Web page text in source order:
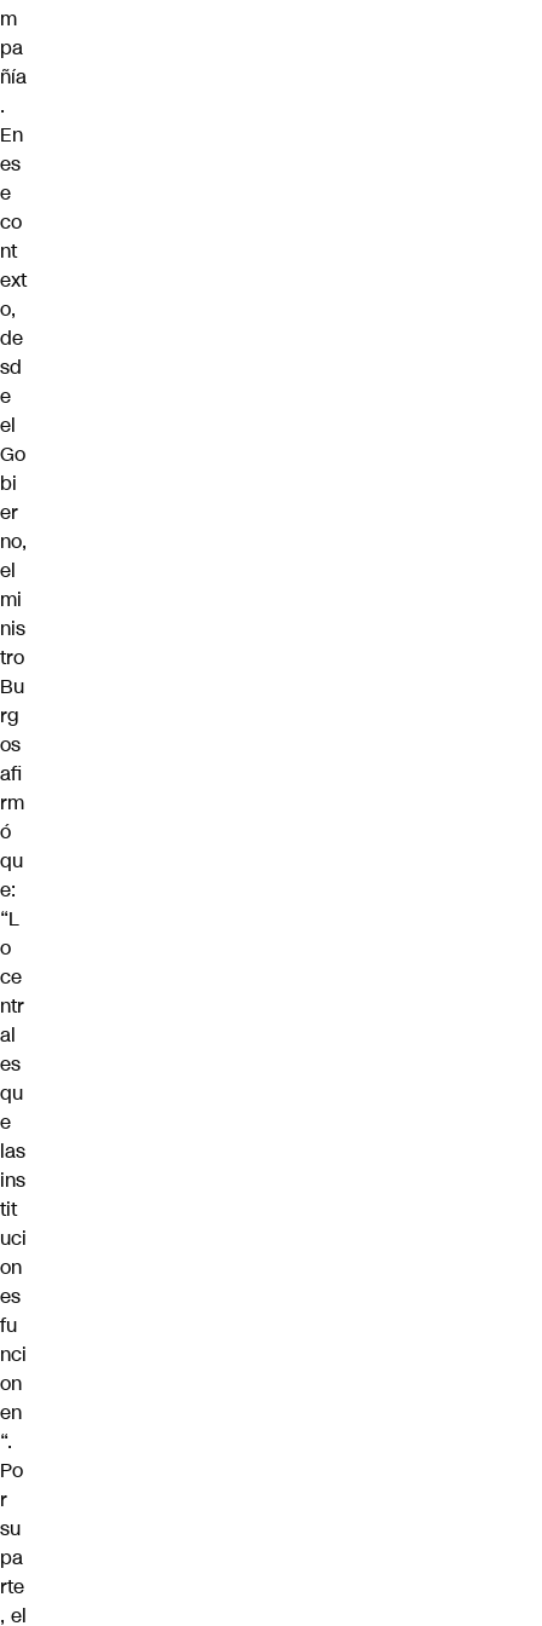
m
pa
ñía
.
En
es
e
co
nt
ext
o,
de
sd
e
el
Go
bi
er
no,
el
mi
nis
tro
Bu
rg
os
afi
rm
ó
qu
e:
“L
o
ce
ntr
al
es
qu
e
las
ins
tit
uci
on
es
fu
nci
on
en
“.
Po
r
su
pa
rte
, el